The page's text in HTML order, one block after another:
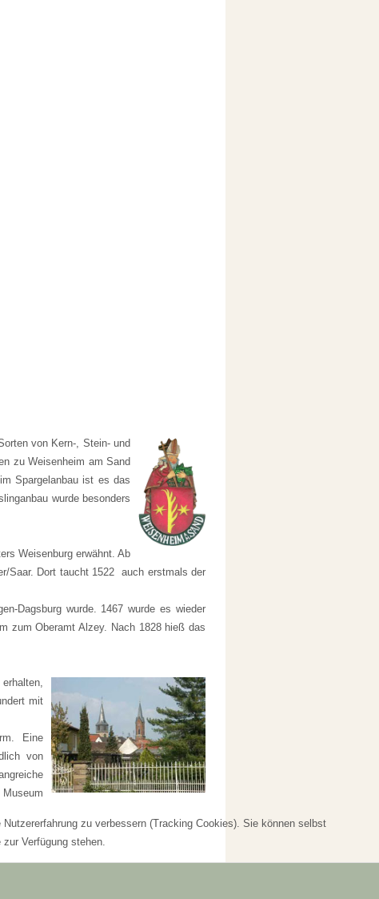
von Kern-, Stein- und
zu Weisenheim am Sand
Spargelanbau ist es das
wurde besonders
Weisenburg erwähnt. Ab
Saar. Dort taucht 1522 auch erstmals der
Dagsburg wurde. 1467 wurde es wieder
zum Oberamt Alzey. Nach 1828 hieß das
mit
Eine
von
zu verbessern (Tracking Cookies). Sie können selbst
Verfügung stehen.